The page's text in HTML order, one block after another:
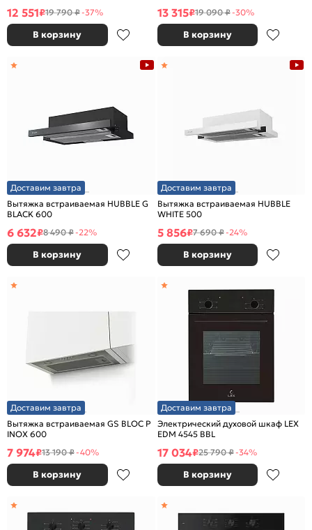
12 551₽19 790 ₽-37%
В корзину
13 315₽19 090 ₽-30%
В корзину
Доставим завтра
Вытяжка встраиваемая HUBBLE G
BLACK 600
6 632₽8 490 ₽-22%
В корзину
Доставим завтра
Вытяжка встраиваемая HUBBLE
WHITE 500
5 856₽7 690 ₽-24%
В корзину
Доставим завтра
Вытяжка встраиваемая GS BLOC P
INOX 600
7 974₽13 190 ₽-40%
В корзину
Доставим завтра
Электрический духовой шкаф LEX
EDM 4545 BBL
17 034₽25 790 ₽-34%
В корзину